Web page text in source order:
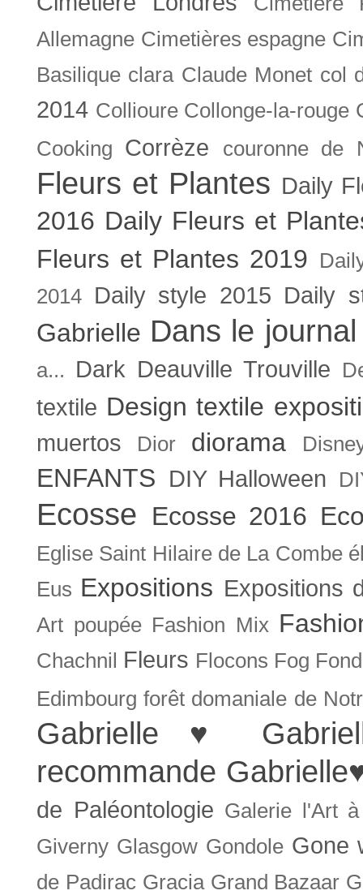
Allemagne Cimetières espagne
Basilique clara Claude Monet col
2014 Collioure Collonge-la-rouge
Cooking
Corrèze couronne de
Fleurs et Plantes Daily
2016 Daily Fleurs et
Fleurs et Plantes 2019
2014
Daily style 2015 Daily
Gabrielle Dans le journal
a... Dark Deauville Trouville
textile Design textile
muertos Dior diorama
ENFANTS DIY Halloween
Ecosse Ecosse 2016
Eglise Saint Hilaire de La Combe
Eus Expositions Expositions
Art poupée Fashion Mix
Chachnil Fleurs Flocons Fog
Edimbourg forêt domaniale de
Gabrielle ♥
recommande
de Paléontologie Galerie l'Art
Giverny Glasgow Gondole Gone
de Padirac Gracia Grand Bazaar